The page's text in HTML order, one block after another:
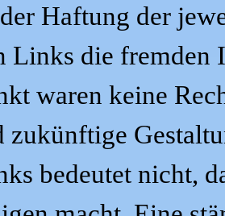
Haftung der
Links die fremden
waren keine
zukünftige
bedeutet nicht,